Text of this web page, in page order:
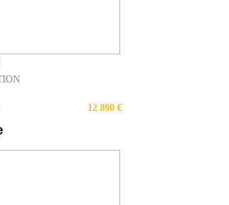
12 890 €